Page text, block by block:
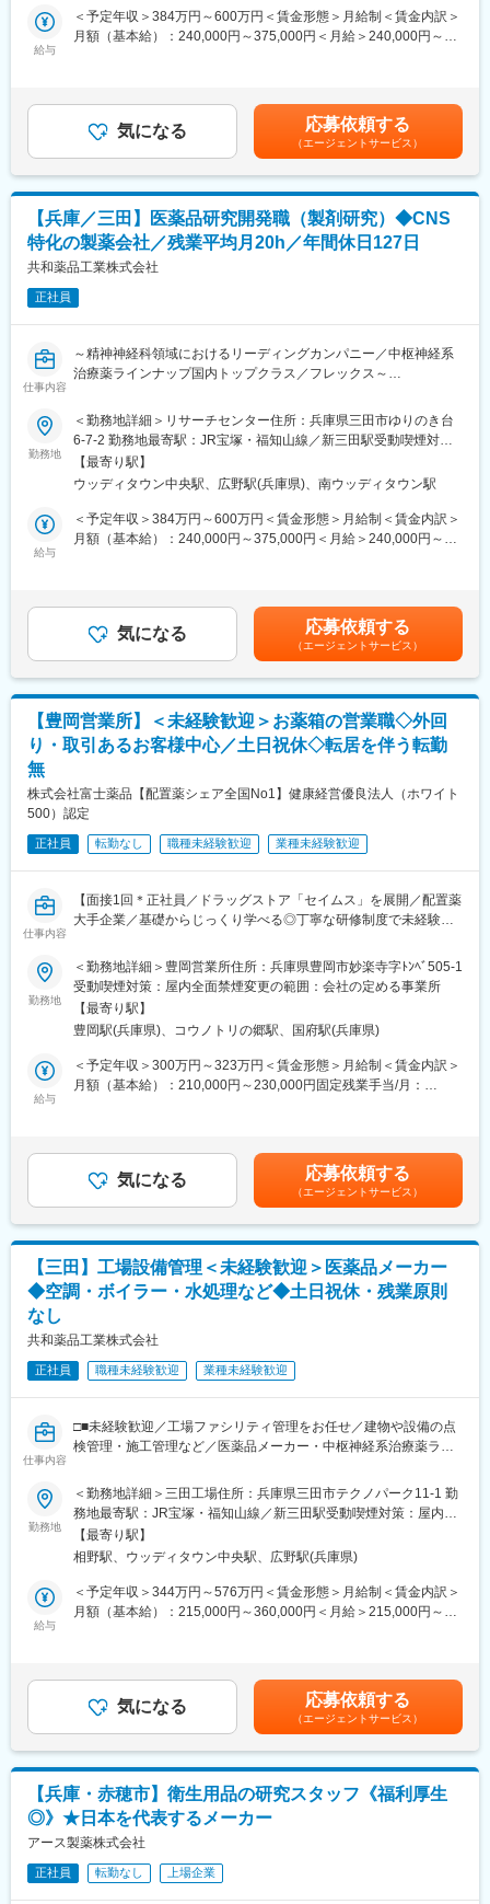
に作られており、診断では、集まった場所から出る放射線をカメ
ラで測り、体の状態を画像で確認できるようになっています。
◇原薬及び添加剤の受け入れ試験
◇医薬品の品質評価に係る分析方法の設定
◇治験薬GMPに関わる業務
◇品質管理部門への分析方法の技術移転
・男女比：3:7
・年齢層：30代中心
・穏やかで相談しやすい雰囲気が魅力の環境です
※適性や希望に応じてジョブローテーションの可能性があります
■当社の事業について：
◎医薬品事業
└CNS領域（中枢神経領域）を中心としたジェネリック医薬品の
開発・製造・販売、ならびに長期収載品（特許等による独占期間
が満了した先発医薬品）および新薬の販売を行っております。
└先発医薬品（新薬）の特許が切れた後に、同じ有効成分を使っ
て製造・販売される医薬品のことです。先発医薬品と同等の効き
目や安全性が認められており、開発費用が抑えられるため、価格
が安く、患者さんの経済的な負担を軽減する効果があります。
給与
＜予定年収＞384万円～600万円＜賃金形態＞月給制＜賃金内訳＞
月額（基本給）：240,000円～375,000円＜月給＞240,000円～
ます。月給(月額)は固定手当を含めた表記です。
気になる 応募依頼する
（エージェントサービス）
【兵庫／三田】医薬品研究開発職（製剤研究）◆CNS
特化の製薬会社／残業平均月20h／年間休日127日
共和薬品工業株式会社
正社員
仕事内容
～精神神経科領域におけるリーディングカンパニー／中枢神経系
治療薬ラインナップ国内トップクラス／フレックス～
■業務内容：
ジェネリック医薬品（固形製剤）の製剤開発を担当いただきます
■具体的には：
◇新製品及び品質改良品の製剤設計に関わる業務（処方及び製造
方法の確立）
◇スケールアップ及び治験薬製造に関わる業務
・部署人数：6名
・男女比：5:5
■当社の事業について：
◎医薬品事業
開発・製造・販売、ならびに長期収載品（特許等による独占期間
が満了した先発医薬品）および新薬の販売を行っております。
└先発医薬品（新薬）の特許が切れた後に、同じ有効成分を使っ
が安く、患者さんの経済的な負担を軽減する効果があります。
勤務地
＜勤務地詳細＞リサーチセンター住所：兵庫県三田市ゆりのき台
6-7-2 勤務地最寄駅：JR宝塚・福知山線／新三田駅受動喫煙対
策：屋内全面禁煙
【最寄り駅】
ウッディタウン中央駅、広野駅(兵庫県)、南ウッディタウン駅
給与
＜予定年収＞384万円～600万円＜賃金形態＞月給制＜賃金内訳＞
月額（基本給）：240,000円～375,000円＜月給＞240,000円～
ます。月給(月額)は固定手当を含めた表記です。
気になる 応募依頼する
（エージェントサービス）
【豊岡営業所】＜未経験歓迎＞お薬箱の営業職◇外回
り・取引あるお客様中心／土日祝休◇転居を伴う転勤
無
株式会社富士薬品【配置薬シェア全国No1】健康経営優良法人（ホワイト
500）認定
正社員 転勤なし 職種未経験歓迎 業種未経験歓迎
仕事内容
【面接1回＊正社員／ドラッグストア「セイムス」を展開／配置薬
大手企業／基礎からじっくり学べる◎丁寧な研修制度で未経験の
■職務内容：
担当エリアのお客様（個人宅や企業）へ訪問し、配置薬（お薬
箱）や健康食品の提案をお任せします。
※既に、取引のあるお客様先を訪問するスタイルです。
＜仕事の流れ＞
たり20～30分程度）
・健康相談、新商品・サービスのご提案 など
※一部、新たに配置薬を置いていただくお客様への訪問がありま
└配置薬は無料でおけるので、お客様も抵抗なく置いてくれる製
を身につけます。
・入社2週間～1ヶ月 ： 先輩社員に同行し、仕事の流れを学びま
キルを習得します。
・入社1カ月以降 ： 慣れてきたら独り立ち。既存のお客様をメイ
ンに訪問します。
◎困ったら先輩社員に相談しやすい雰囲気です。
＜専門資格を取得できる＞
・入社後は、医薬品販売の専門知識を身につけるために、登録販
・資格取得後は、資格手当として給与にも反映されます。
・基本土日祝休み／年3回の大型連休あり
・残業20h以内
・スケジュールに合わせて直行直帰可
・転居を伴う転勤はありません
■やりがい：
・最近、健康のことで困っていることがないかなど、親身にお話
を聞くことで、お客様と信頼関係を築き、お客様の健康管理に貢
勤務地
＜勤務地詳細＞豊岡営業所住所：兵庫県豊岡市妙楽寺字ﾄﾝﾍﾞ505-1
受動喫煙対策：屋内全面禁煙変更の範囲：会社の定める事業所
【最寄り駅】
豊岡駅(兵庫県)、コウノトリの郷駅、国府駅(兵庫県)
給与
＜予定年収＞300万円～323万円＜賃金形態＞月給制＜賃金内訳＞
月額（基本給）：210,000円～230,000円固定残業手当/月：
年収は当社規定に基づき、年齢や経験に応じて決定します。・昇
給：年1回（4月）＜モデル給与＞※入社3年目平均基本給＋各種手
当＋業績連動給→総支給月額344,141円※業績連動給：月の予算達
成や売り上げに対して支払われます。賃金はあくまでも目安の金
額であり、選考を通じて上下する可能性があります。月給(月額)は
固定手当を含めた表記です。
気になる 応募依頼する
（エージェントサービス）
【三田】工場設備管理＜未経験歓迎＞医薬品メーカー
◆空調・ボイラー・水処理など◆土日祝休・残業原則
なし
共和薬品工業株式会社
正社員 職種未経験歓迎 業種未経験歓迎
仕事内容
□■未経験歓迎／工場ファシリティ管理をお任せ／建物や設備の点
検管理・施工管理など／医薬品メーカー・中枢神経系治療薬ライ
月5～10時間程度発生）／土日祝休基本■□
■業務内容：
・建物及び付帯設備の点検、保守依頼及び管理（空調設備・ボイ
ラー・コンプレッサー・精製水・クリーンルーム管理）
・建物及び付帯設備の施工管理業務
・環境測定・水質測定の管理
・防虫管理業務
・警備保障及び施錠セキュリティー管理
・消防点検、避難訓練の立案・実施（防火管理者業務）
・防災備品の管理業務
・緑地管理業務
・環境、安全衛生、施設、設備に関する法令の点検/管理
■働く環境と魅力：
◇建築、付帯設備など多岐にわたる施工管理を経験できるととも
に、医薬品製造業特有のGMP管理についても実務を通じて習得す
勤務地
＜勤務地詳細＞三田工場住所：兵庫県三田市テクノパーク11-1 勤
務地最寄駅：JR宝塚・福知山線／新三田駅受動喫煙対策：屋内全
面禁煙変更の範囲：会社の定める事業所
【最寄り駅】
相野駅、ウッディタウン中央駅、広野駅(兵庫県)
給与
＜予定年収＞344万円～576万円＜賃金形態＞月給制＜賃金内訳＞
月額（基本給）：215,000円～360,000円＜月給＞215,000円～
する可能性があります。月給(月額)は固定手当を含めた表記です。
気になる 応募依頼する
（エージェントサービス）
【兵庫・赤穂市】衛生用品の研究スタッフ《福利厚生
◎》★日本を代表するメーカー
アース製薬株式会社
正社員 転勤なし 上場企業